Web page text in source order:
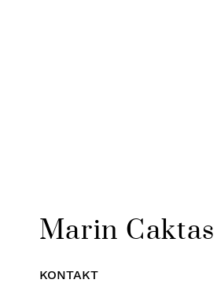
Marin Caktas
ANFRAGE
KONTAKT